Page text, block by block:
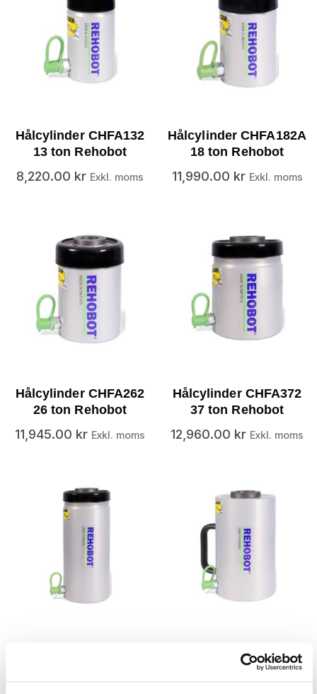
Hålcylinder CHFA132
13 ton Rehobot
8,220.00 kr Exkl. moms
Hålcylinder CHFA182A
18 ton Rehobot
11,990.00 kr Exkl. moms
Hålcylinder CHFA262
26 ton Rehobot
11,945.00 kr Exkl. moms
Hålcylinder CHFA372
37 ton Rehobot
12,960.00 kr Exkl. moms
Hålcylinder CHFA504
50 ton Rehobot